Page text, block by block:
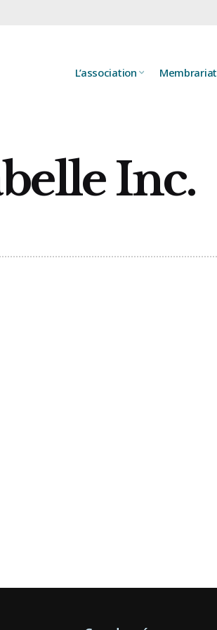
L’association Membrariat
Inc.